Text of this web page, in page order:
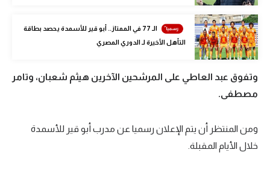
أقسام خاصة
ميركاتو
تقرير في الجول
الـ 77 في الممتاز.. أبو قير للأسمدة يحصد بطاقة
التأهل الأخيرة لـ الدوري المصري
وتفوق عبد العاطي على المرشحين الآخرين هيثم شعبان، وتامر
مصطفى.
ومن المنتظر أن يتم الإعلان رسميا عن مدرب أبو قير للأسمدة
خلال الأيام المقبلة.